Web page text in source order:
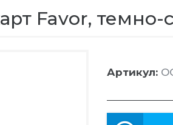
Favor,
Артикул: